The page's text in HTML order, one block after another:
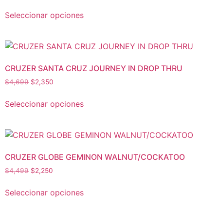
Seleccionar opciones
CRUZER SANTA CRUZ JOURNEY IN DROP THRU
$4,699 $2,350
Seleccionar opciones
CRUZER GLOBE GEMINON WALNUT/COCKATOO
$4,499 $2,250
Seleccionar opciones